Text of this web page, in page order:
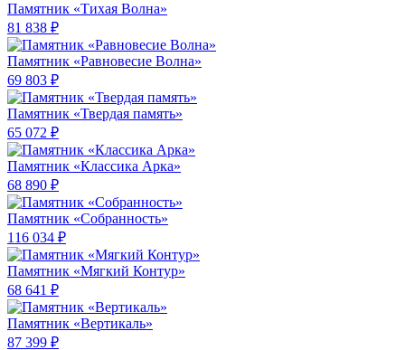
Памятник «Тихая Волна»
81 838 ₽
Памятник «Равновесие Волна»
69 803 ₽
Памятник «Твердая память»
65 072 ₽
Памятник «Классика Арка»
68 890 ₽
Памятник «Собранность»
116 034 ₽
Памятник «Мягкий Контур»
68 641 ₽
Памятник «Вертикаль»
87 399 ₽